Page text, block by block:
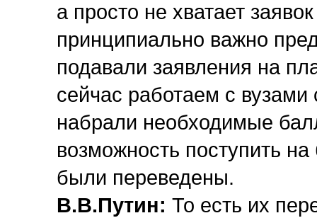
а просто не хватает
принципиально важно
подавали заявления на
сейчас работаем с
набрали необходимые
возможность поступить
были переведены.
В.В.Путин: То есть их